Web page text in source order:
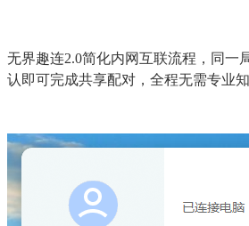
无界趣连2.0简化内网互联流程，同一
认即可完成共享配对，全程无需专业